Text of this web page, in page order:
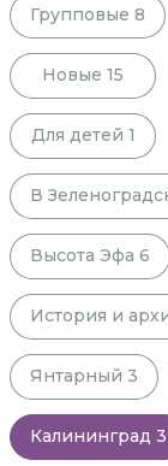
Групповые 8
Новые 15
Для детей 1
В
Высота Эфа 6
История и
Янтарный 3
Калининград 3